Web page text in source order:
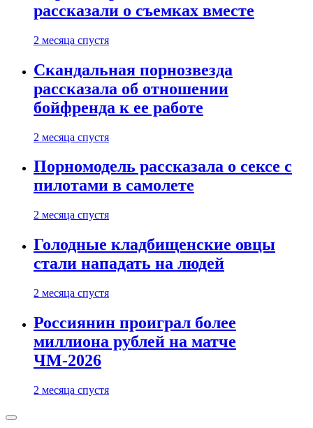
рассказали о съемках вместе
2 месяца спустя
Скандальная порнозвезда
рассказала об отношении
бойфренда к ее работе
2 месяца спустя
Порномодель рассказала о сексе с
пилотами в самолете
2 месяца спустя
Голодные кладбищенские овцы
стали нападать на людей
2 месяца спустя
Россиянин проиграл более
миллиона рублей на матче
ЧМ-2026
2 месяца спустя